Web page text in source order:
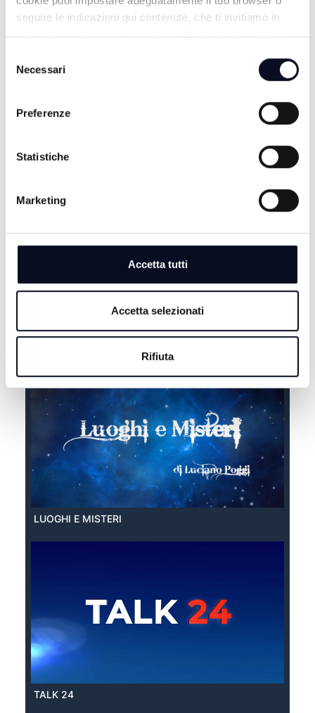
seguire le indicazioni qui contenute, che ti invitiamo in
ogni caso a leggere per maggiori informazioni in materia
delNecessari
Preferenze
Statistiche
Marketing
Accetta tutti
Accetta selezionati
Rifiuta
EXTRA ESTATE
LUOGHI E MISTERI
TALK 24